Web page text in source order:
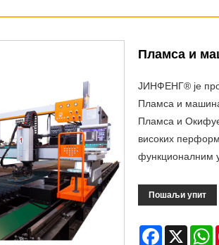
Пламса и
ЈИНФЕНГ® је
Пламса и
Пламса и
високих
функционалним
Пошаљи упит
Facebook
X